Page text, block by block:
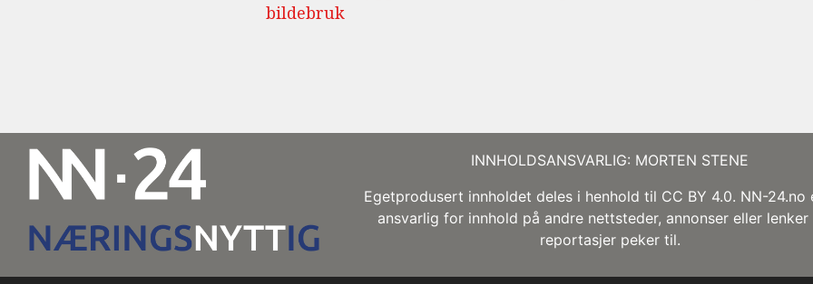
bildebruk
INNHOLDSANSVARLIG: MORTEN STENE
Egetprodusert innholdet deles i henhold til CC BY 4.0. NN-24.no
ansvarlig for innhold på andre nettsteder, annonser eller lenker
reportasjer peker til.